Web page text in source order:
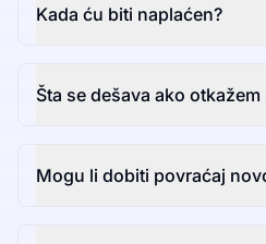
Kada ću biti naplaćen?
Šta se dešava ako
Mogu li dobiti povraćaj